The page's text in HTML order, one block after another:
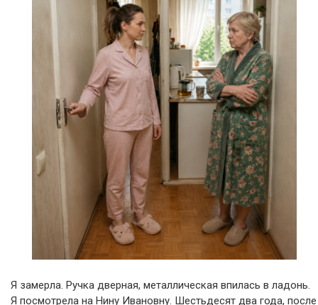
Я замерла. Ручка дверная, металлическая впилась в ладонь.
Я посмотрела на Нину Ивановну. Шестьдесят два года, после